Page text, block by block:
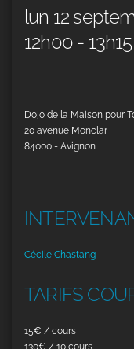
lun 12
12h00 - 13h15
Dojo de la Maison pour
20 avenue Monclar
84000 - Avignon
Cécile Chastang
TARIFS
15€ / cours
130€ / 10 cours